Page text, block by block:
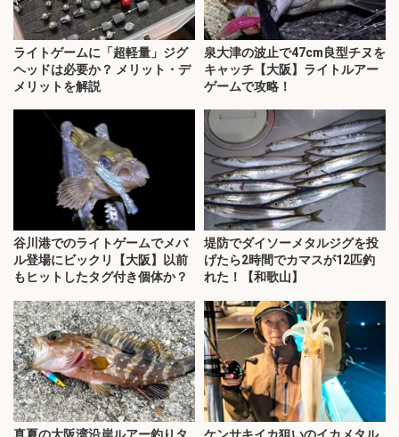
ライトゲームに「超軽量」ジグ
ヘッドは必要か？ メリット・デ
メリットを解説
泉大津の波止で47cm良型チヌを
キャッチ【大阪】ライトルアー
ゲームで攻略！
谷川港でのライトゲームでメバ
ル登場にビックリ【大阪】以前
もヒットしたタグ付き個体か？
堤防でダイソーメタルジグを投
げたら2時間でカマスが12匹釣
れた！【和歌山】